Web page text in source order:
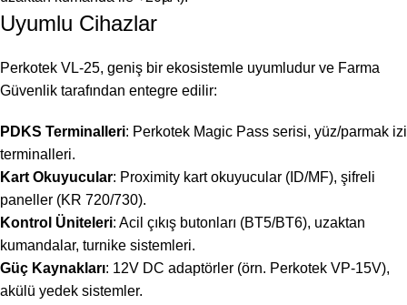
Uyumlu Cihazlar
Perkotek VL-25, geniş bir ekosistemle uyumludur ve Farma
Güvenlik tarafından entegre edilir:
PDKS Terminalleri: Perkotek Magic Pass serisi, yüz/parmak izi
terminalleri.
Kart Okuyucular: Proximity kart okuyucular (ID/MF), şifreli
paneller (KR 720/730).
Kontrol Üniteleri: Acil çıkış butonları (BT5/BT6), uzaktan
kumandalar, turnike sistemleri.
Güç Kaynakları: 12V DC adaptörler (örn. Perkotek VP-15V),
akülü yedek sistemler.